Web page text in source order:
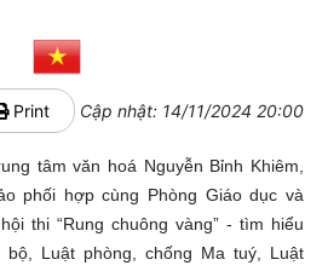
Print Cập nhật: 14/11/2024 20:00
tâm văn hoá Nguyễn Bỉnh Khiêm,
phối hợp cùng Phòng Giáo dục và
thi “Rung chuông vàng” - tìm hiểu
bộ, Luật phòng, chống Ma tuý, Luật